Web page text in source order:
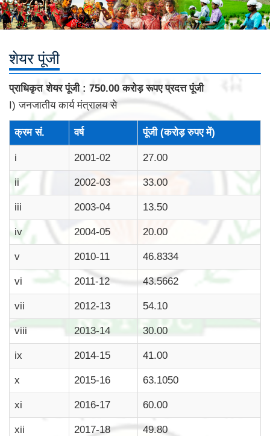
शेयर पूंजी
प्राधिकृत शेयर पूंजी : 750.00 करोड़ रूपए प्रदत्त पूंजी
I) जनजातीय कार्य मंत्रालय से
क्रम सं. वर्ष पूंजी (करोड़ रुपए में)
i 2001-02 27.00
ii 2002-03 33.00
iii 2003-04 13.50
iv 2004-05 20.00
v 2010-11 46.8334
vi 2011-12 43.5662
vii 2012-13 54.10
viii 2013-14 30.00
ix 2014-15 41.00
x 2015-16 63.1050
xi 2016-17 60.00
xii 2017-18 49.80